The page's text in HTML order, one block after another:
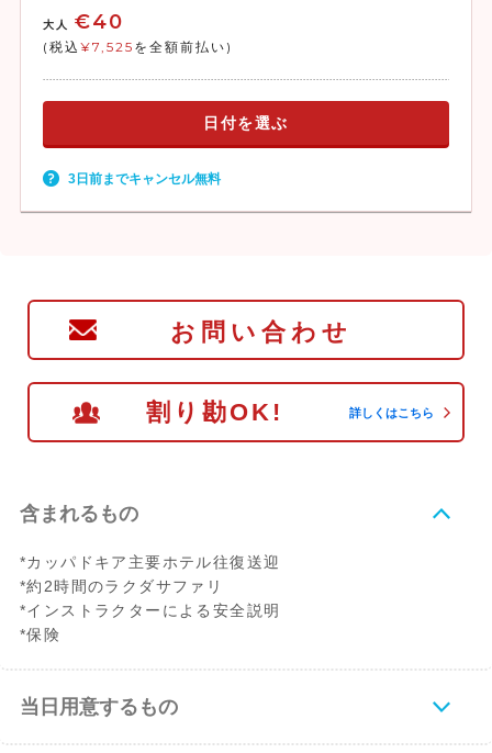
大人 €40
(税込 ¥7,525 を全額前払い)
日付を選ぶ
3日前までキャンセル無料
お問い合わせ
割り勘OK! 詳しくはこちら
含まれるもの
*カッパドキア主要ホテル往復送迎
*約2時間のラクダサファリ
*インストラクターによる安全説明
*保険
当日用意するもの